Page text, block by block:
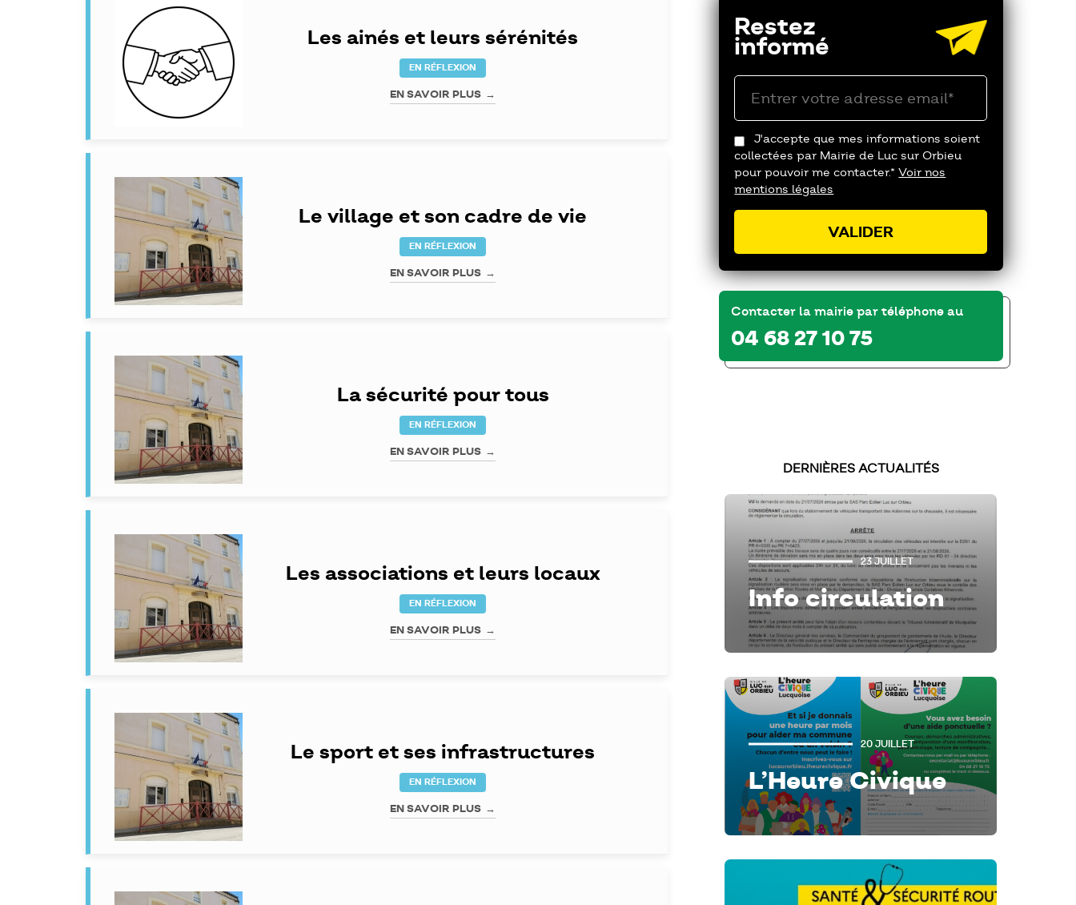
Les ainés et leurs sérénités
EN RÉFLEXION
EN SAVOIR PLUS
Le village et son cadre de vie
EN RÉFLEXION
EN SAVOIR PLUS
La sécurité pour tous
EN RÉFLEXION
EN SAVOIR PLUS
Les associations et leurs locaux
EN RÉFLEXION
EN SAVOIR PLUS
Le sport et ses infrastructures
EN RÉFLEXION
EN SAVOIR PLUS
Restez
informé
J'accepte que mes informations soient
collectées par Mairie de Luc sur Orbieu
pour pouvoir me contacter.*Voir nos
mentions légales
Contacter la mairie par téléphone au
04 68 27 10 75
DERNIÈRES ACTUALITÉS
23 JUILLET
Info circulation
20 JUILLET
L’Heure Civique